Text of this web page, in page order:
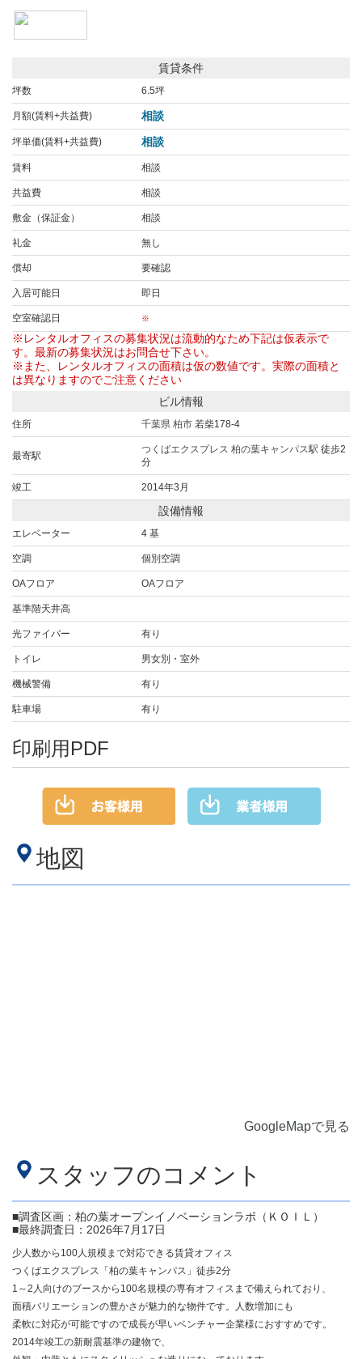
賃貸条件
坪数 6.5坪
月額(賃料+共益費) 相談
坪単価(賃料+共益費) 相談
賃料 相談
共益費 相談
敷金（保証金） 相談
礼金 無し
償却 要確認
入居可能日 即日
空室確認日 ※
※レンタルオフィスの募集状況は流動的なため下記は仮表示で
す。最新の募集状況はお問合せ下さい。
※また、レンタルオフィスの面積は仮の数値です。実際の面積と
は異なりますのでご注意ください
ビル情報
住所 千葉県 柏市 若柴178-4
最寄駅
つくばエクスプレス 柏の葉キャンパス駅 徒歩2
分
竣工 2014年3月
設備情報
エレベーター 4 基
空調 個別空調
OAフロア OAフロア
基準階天井高
光ファイバー 有り
トイレ 男女別・室外
機械警備 有り
駐車場 有り
印刷用PDF
地図
GoogleMapで見る
スタッフのコメント
■調査区画：柏の葉オープンイノベーションラボ（ＫＯＩＬ）
■最終調査日：2026年7月17日
少人数から100人規模まで対応できる賃貸オフィス
つくばエクスプレス「柏の葉キャンパス」徒歩2分
1～2人向けのブースから100名規模の専有オフィスまで備えられており、
面積バリエーションの豊かさが魅力的な物件です。人数増加にも
柔軟に対応が可能ですので成長が早いベンチャー企業様におすすめです。
2014年竣工の新耐震基準の建物で、